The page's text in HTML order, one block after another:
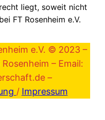
liegt, soweit nicht
FT Rosenheim e.V.
e.V. © 2023 –
– Email:
–
/ Impressum